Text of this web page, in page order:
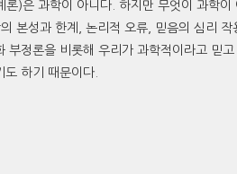
)은 과학이 아니다. 하지만 무엇이 과학이
본성과 한계, 논리적 오류, 믿음의 심리
부정론을 비롯해 우리가 과학적이라고 믿
하기 때문이다.